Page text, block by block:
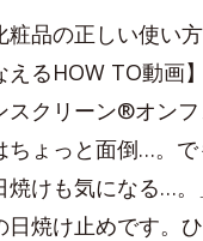
粧品の正しい使い
えるHOW TO動画
スクリーン®オンフ
ちょっと面倒…。
焼けも気になる…
日焼け止めです。